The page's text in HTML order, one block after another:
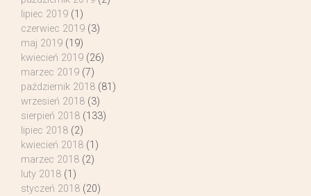
lipiec 2019 (1)
czerwiec 2019 (3)
maj 2019 (19)
kwiecień 2019 (26)
marzec 2019 (7)
październik 2018 (81)
wrzesień 2018 (3)
sierpień 2018 (133)
lipiec 2018 (2)
kwiecień 2018 (1)
marzec 2018 (2)
luty 2018 (1)
styczeń 2018 (20)